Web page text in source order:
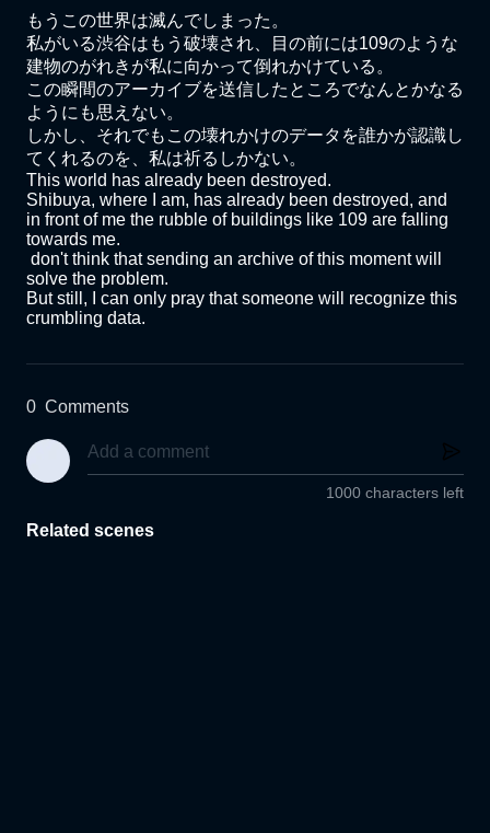
もうこの世界は滅んでしまった。
私がいる渋谷はもう破壊され、目の前には109のような
建物のがれきが私に向かって倒れかけている。
この瞬間のアーカイブを送信したところでなんとかなる
ようにも思えない。
しかし、それでもこの壊れかけのデータを誰かが認識し
てくれるのを、私は祈るしかない。
This world has already been destroyed.
Shibuya, where I am, has already been destroyed, and
in front of me the rubble of buildings like 109 are falling
towards me.
solve the problem.
But still, I can only pray that someone will recognize this
0 Comments
1000 characters left
Related scenes